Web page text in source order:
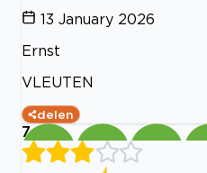
13 January 2026
Ernst
VLEUTEN
delen
7